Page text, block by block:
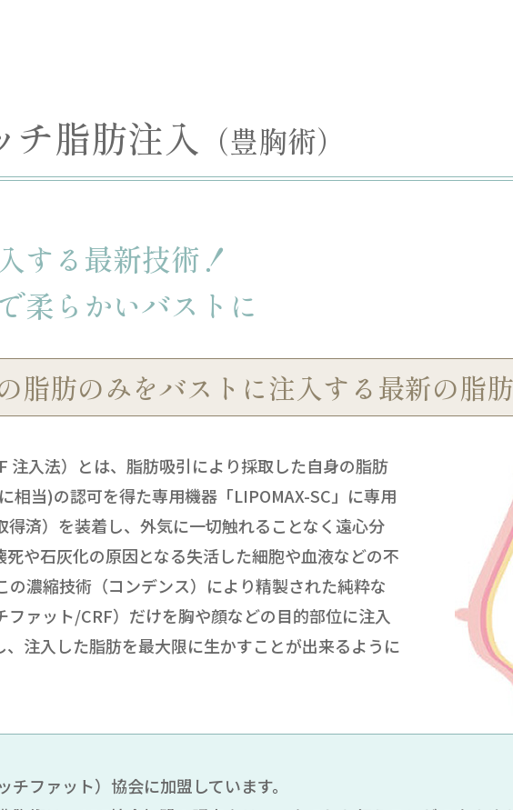
チ脂肪注入 （豊胸術）
する最新技術！
柔らかいバストに
脂肪のみをバストに注入する最新の脂
注入法）とは、脂肪吸引により採取した自身の脂肪
相当)の認可を得た専用機器「LIPOMAX-SC」に専用
済）を装着し、外気に一切触れることなく遠心分
や石灰化の原因となる失活した細胞や血液などの不
の濃縮技術（コンデンス）により精製された純粋な
ァット/CRF）だけを胸や顔などの目的部位に注入
注入した脂肪を最大限に生かすことが出来るように
ファット）協会に加盟しています。